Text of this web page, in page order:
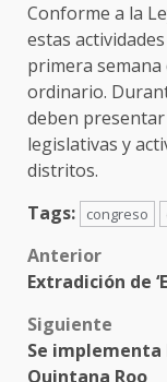
Conforme a la
estas
primera
ordinario.
deben
legislativas y
distritos.
Tags:
congreso
Post
Anterior
Extradición de
Siguiente
Se implementa
Quintana Roo